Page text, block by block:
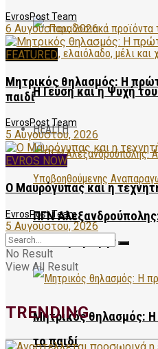
Η Γεύση και η Ψυχή
HEALTH
ΠΓΝ
Αναπαραγωγής
Μητρικός θηλασμός:
το παιδί
EvrosPost Team
6 Αυγούστου, 2026
FEATURED
Μητρικός θηλασμός: Η
παιδί
EvrosPost Team
5 Αυγούστου, 2026
EVROS NOW
Ο Μαυρόγυπας και η
EvrosPost Team
5 Αυγούστου, 2026
No Result
View All Result
TRENDING